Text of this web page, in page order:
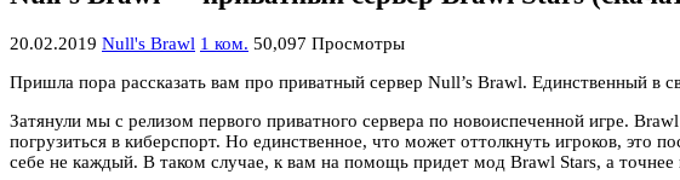
20.02.2019 Null's Brawl 1 ком. 50,097 Просмотры
Пришла пора рассказать вам про приватный сервер Null’s Brawl. Единственный в
Затянули мы с релизом первого приватного сервера по новоиспеченной игре.
погрузиться в киберспорт. Но единственное, что может оттолкнуть игроков, это
себе не каждый. В таком случае, к вам на помощь придет мод Brawl Stars, а точнее